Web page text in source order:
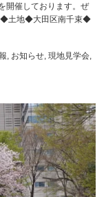
開催しております。ぜ
◆土地◆大田区南千束◆
, お知らせ, 現地見学会,